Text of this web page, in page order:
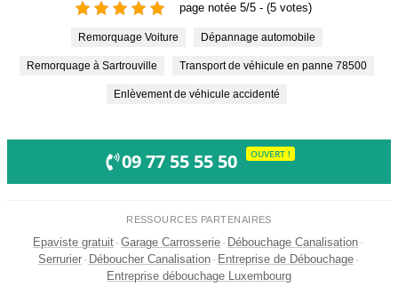
page notée 5/5 - (5 votes)
Remorquage Voiture Dépannage automobile
Remorquage à Sartrouville Transport de véhicule en panne 78500
Enlèvement de véhicule accidenté
09 77 55 55 50 OUVERT !
RESSOURCES PARTENAIRES
Epaviste gratuit · Garage Carrosserie · Débouchage Canalisation ·
Serrurier · Déboucher Canalisation · Entreprise de Débouchage ·
Entreprise débouchage Luxembourg